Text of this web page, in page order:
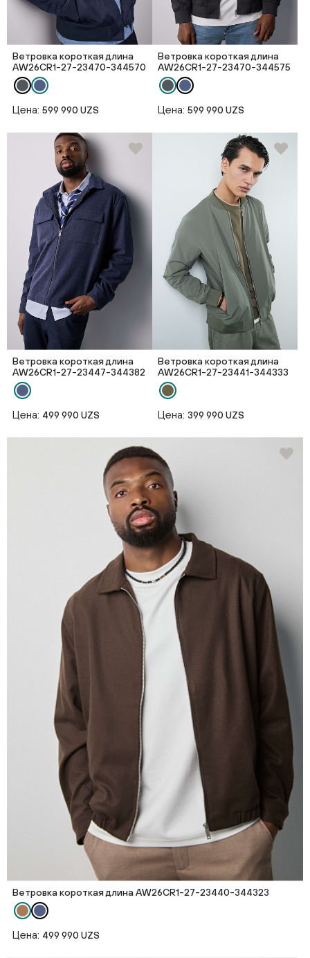
Ветровка короткая длина
AW26CR1-27-23470-344570
Цена: 599 990 UZS
Ветровка короткая длина
AW26CR1-27-23470-344575
Цена: 599 990 UZS
Ветровка короткая длина
AW26CR1-27-23447-344382
Цена: 499 990 UZS
Ветровка короткая длина
AW26CR1-27-23441-344333
Цена: 399 990 UZS
Ветровка короткая длина AW26CR1-27-23440-344323
Цена: 499 990 UZS